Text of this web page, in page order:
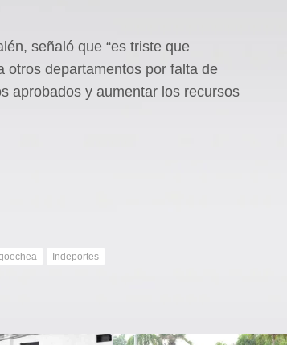
señaló que “es triste que
otros departamentos por falta de
aprobados y aumentar los recursos
Indeportes